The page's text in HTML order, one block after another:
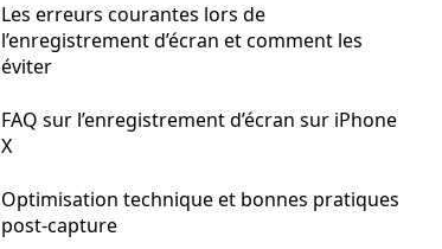
Les erreurs courantes lors de
l’enregistrement d’écran et comment les
éviter
FAQ sur l’enregistrement d’écran sur iPhone
X
Optimisation technique et bonnes pratiques
post‑capture